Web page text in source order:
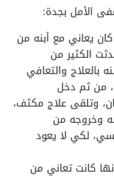
الأمل بجدة:
يعاني مع أبنه من
الكثير من
بالعلاج والتعافي
من ثم دخل
وتلقى علاج مكثف،
وخروجه من
لكي لا يعود
كانت تعاني من